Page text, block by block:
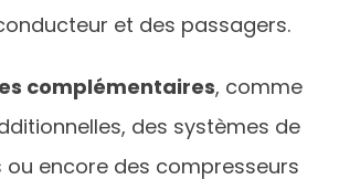
et des passagers.
complémentaires, comme
des systèmes de
encore des compresseurs